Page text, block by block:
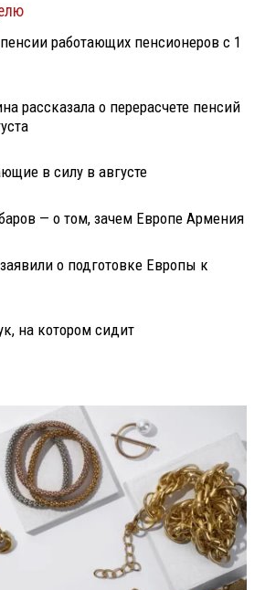
работающих пенсионеров с 1
рассказала о перерасчете пенсий
в силу в августе
— о том, зачем Европе Армения
о подготовке Европы к
на котором сидит